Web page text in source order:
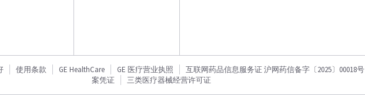
使用条款 GE HealthCare GE 医疗营业执照 互联网药品信息服务证 沪网药信备字〔2025〕00018号
案凭证
三类医疗器械经营许可证